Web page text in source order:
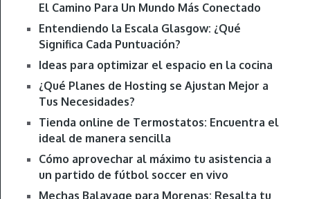
El Camino Para Un Mundo Más Conectado
Entendiendo la Escala Glasgow: ¿Qué
Significa Cada Puntuación?
Ideas para optimizar el espacio en la cocina
¿Qué Planes de Hosting se Ajustan Mejor a
Tus Necesidades?
Tienda online de Termostatos: Encuentra el
ideal de manera sencilla
Cómo aprovechar al máximo tu asistencia a
un partido de fútbol soccer en vivo
Mechas Balayage para Morenas: Resalta tu